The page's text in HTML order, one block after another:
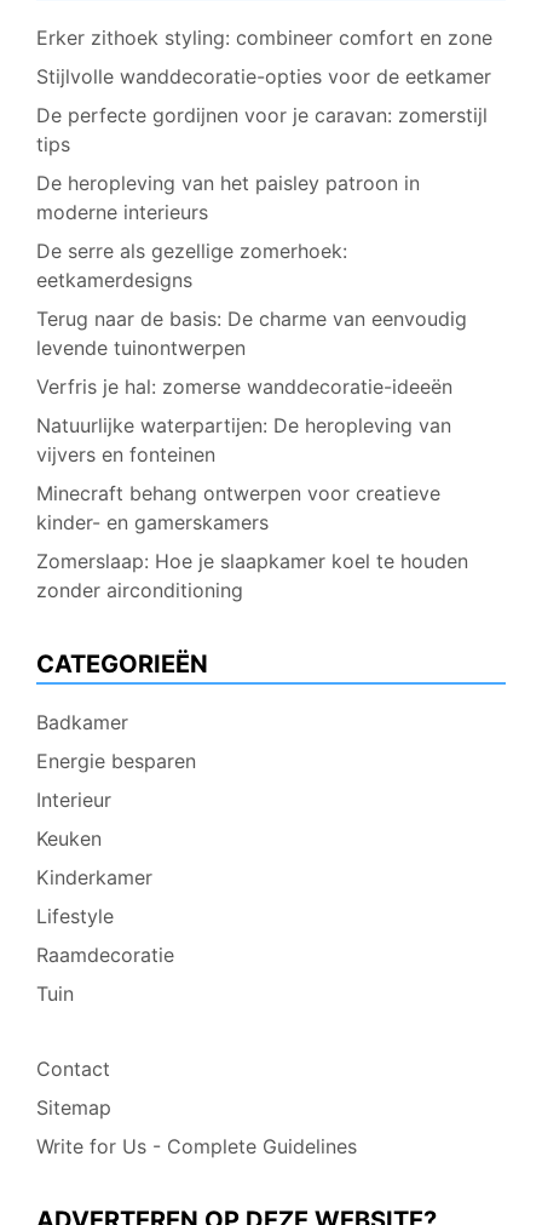
Erker zithoek styling: combineer comfort en zone
Stijlvolle wanddecoratie-opties voor de eetkamer
De perfecte gordijnen voor je caravan: zomerstijl
tips
De heropleving van het paisley patroon in
moderne interieurs
De serre als gezellige zomerhoek:
eetkamerdesigns
Terug naar de basis: De charme van eenvoudig
levende tuinontwerpen
Verfris je hal: zomerse wanddecoratie-ideeën
Natuurlijke waterpartijen: De heropleving van
vijvers en fonteinen
Minecraft behang ontwerpen voor creatieve
kinder- en gamerskamers
Zomerslaap: Hoe je slaapkamer koel te houden
zonder airconditioning
CATEGORIEËN
Badkamer
Energie besparen
Interieur
Keuken
Kinderkamer
Lifestyle
Raamdecoratie
Tuin
Contact
Sitemap
Write for Us - Complete Guidelines